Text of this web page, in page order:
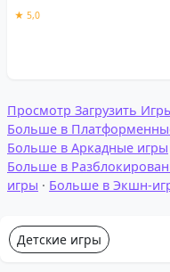
★ 5,0
Просмотр Загрузить
Больше в
Больше в Аркадные игры
Больше в
игры · Больше в Экшн-
Детские игры